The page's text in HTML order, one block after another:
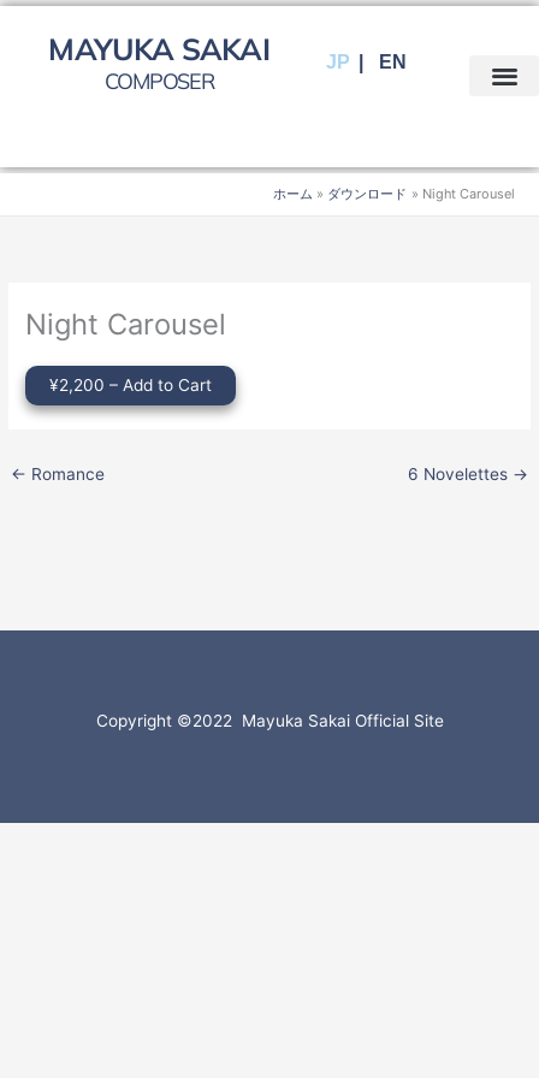
内
プ
MAYUKA SAKAI
COMPOSER
JP EN
ホーム ダウンロード Night Carousel
Night Carousel
¥2,200 – Add to Cart
← Romance 6 Novelettes →
Copyright ©2022 Mayuka Sakai Official Site